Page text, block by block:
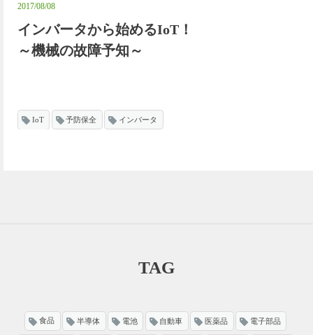
2017/08/08
インバータから始めるIoT！
～機械の故障予知～
IoT 予防保全 インバータ
TAG
食品 半導体 電池 自動車 医薬品 電子部品